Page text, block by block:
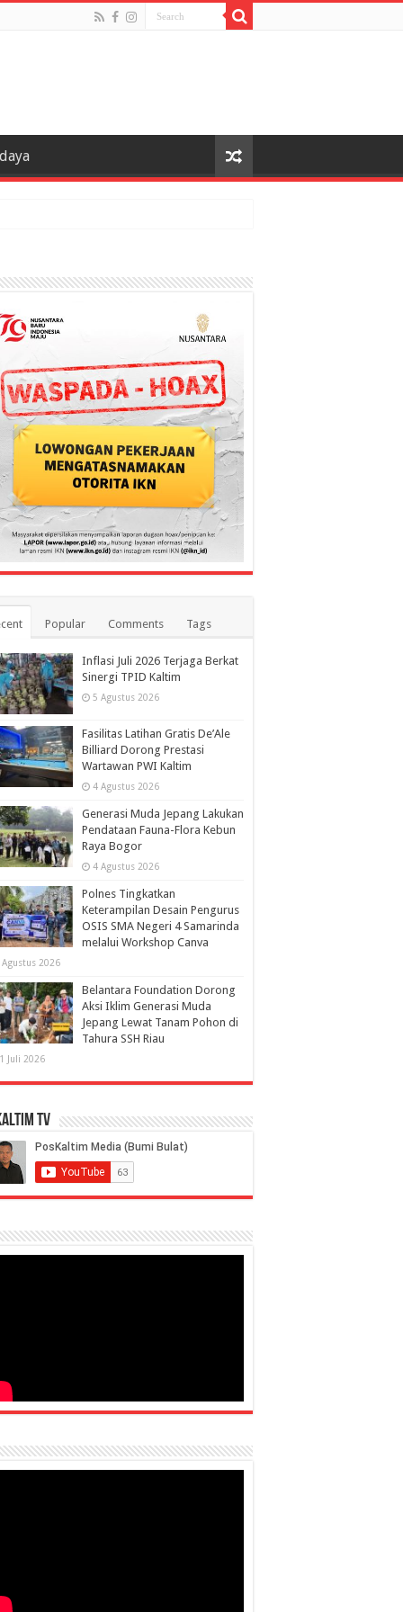
Popular Comments Tags
Inflasi Juli 2026 Terjaga Berkat
Sinergi TPID Kaltim
5 Agustus 2026
Fasilitas Latihan Gratis De’Ale
Billiard Dorong Prestasi
Wartawan PWI Kaltim
4 Agustus 2026
Generasi Muda Jepang Lakukan
Pendataan Fauna-Flora Kebun
Raya Bogor
4 Agustus 2026
Polnes Tingkatkan
Keterampilan Desain Pengurus
OSIS SMA Negeri 4 Samarinda
melalui Workshop Canva
Agustus 2026
Belantara Foundation Dorong
Aksi Iklim Generasi Muda
Jepang Lewat Tanam Pohon di
Tahura SSH Riau
Juli 2026
TV